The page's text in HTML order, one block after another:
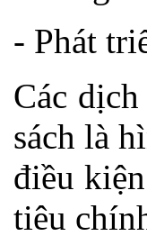
- Phát
Các
sách là
điều
tiêu